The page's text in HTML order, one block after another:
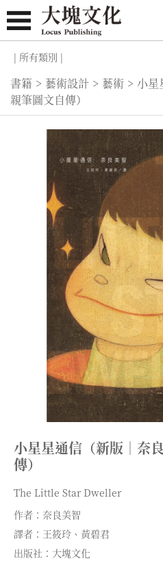
| 所有類別 |
書籍 > 藝術設計 > 藝術 > 小星
親筆圖文自傳）
小星星通信（新版｜奈
傳）
The Little Star Dweller
作者：奈良美智
譯者：王筱玲、黃碧君
出版社：大塊文化